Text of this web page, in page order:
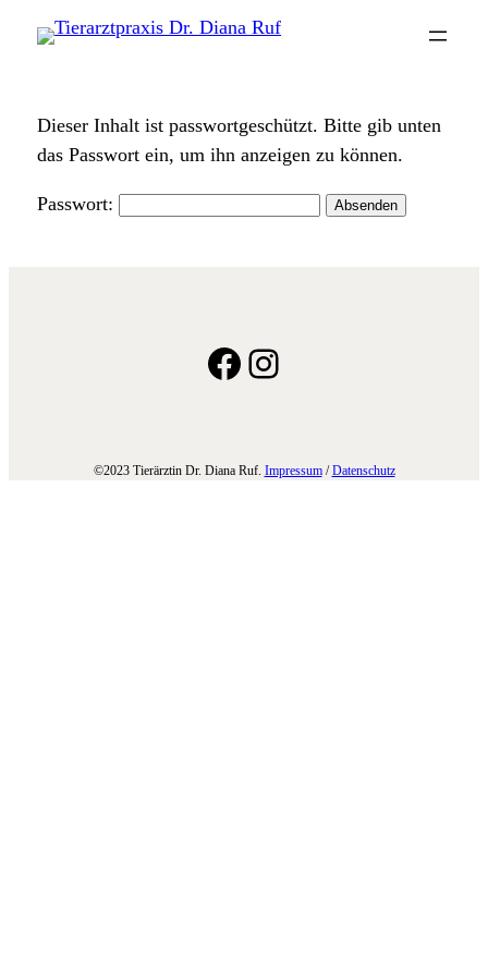
Dieser Inhalt ist passwortgeschützt. Bitte gib unten
das Passwort ein, um ihn anzeigen zu können.
Passwort:
Facebook
Instagram
©2023 Tierärztin Dr. Diana Ruf. Impressum/Datenschutz